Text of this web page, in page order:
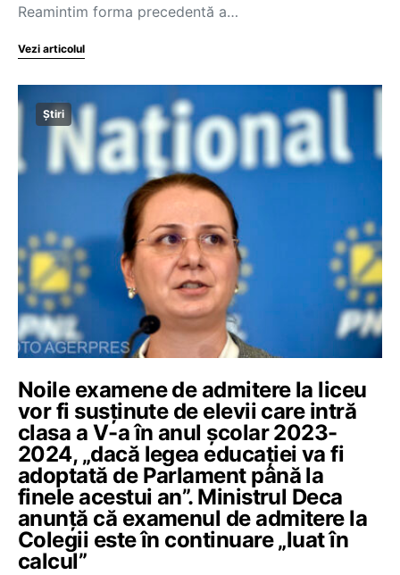
Reamintim forma precedentă a…
Vezi articolul
Știri
Noile examene de admitere la liceu
vor fi susținute de elevii care intră
clasa a V-a în anul școlar 2023-
2024, „dacă legea educației va fi
adoptată de Parlament până la
finele acestui an”. Ministrul Deca
anunță că examenul de admitere la
Colegii este în continuare „luat în
calcul”